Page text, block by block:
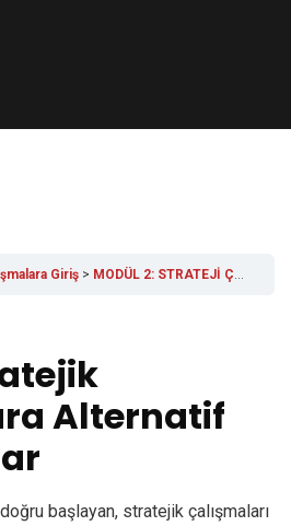
Giriş MODÜL 2: STRATEJİ ÇALIŞMALARI
Alternatif
başlayan, stratejik çalışmaları